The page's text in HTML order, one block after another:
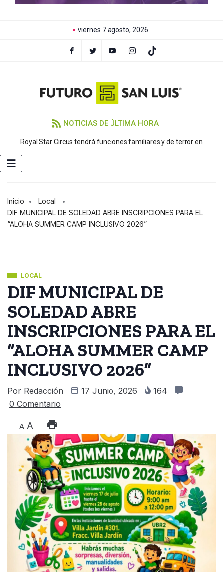
viernes 7 agosto, 2026
NOTICIAS DE ÚLTIMA HORA
Royal Star Circus tendrá funciones familiares y de terror en
Inicio
Local
DIF MUNICIPAL DE SOLEDAD ABRE INSCRIPCIONES PARA EL
“ALOHA SUMMER CAMP INCLUSIVO 2026”
LOCAL
DIF MUNICIPAL DE
SOLEDAD ABRE
INSCRIPCIONES PARA EL
“ALOHA SUMMER CAMP
INCLUSIVO 2026”
Por Redacción 17 Junio, 2026
164
0 Comentario
A A